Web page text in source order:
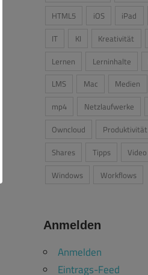
HTML5
iOS iPad
IT
KI Kreativität
Lernen
Lerninhalte
LMS
Mac Medien
mp4
Netzlaufwerke
Owncloud
Produktivität
Shares
Tipps Video
Windows
Workflows
Anmelden
Anmelden
Eintrags-Feed